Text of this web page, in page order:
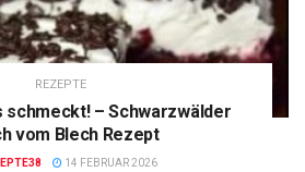
REZEPTE
schmeckt! – Schwarzwälder
vom Blech Rezept
14 FEBRUAR 2026